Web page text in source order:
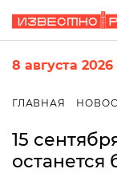
8 августа 2026
ГЛАВНАЯ
15
останется